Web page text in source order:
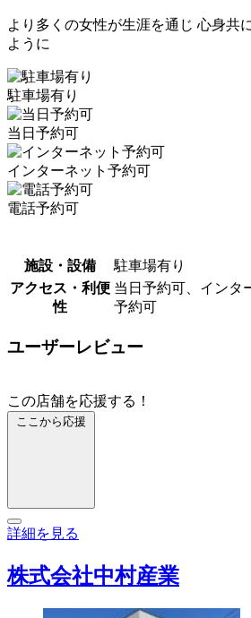
より多くの女性が生涯を通じ 心身共
ように
駐車場有り
当日予約可
インターネット予約可
電話予約可
施設・設備
駐車場有り
アクセス・利便
性
当日予約可、インタ
予約可
ユーザーレビュー
この店舗を応援する！
ここから応援
詳細を見る
株式会社中村産業